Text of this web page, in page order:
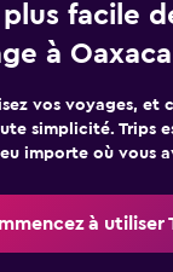
facile
à Oaxaca
vos voyages, et
simplicité. Trips
importe où vous
à utiliser